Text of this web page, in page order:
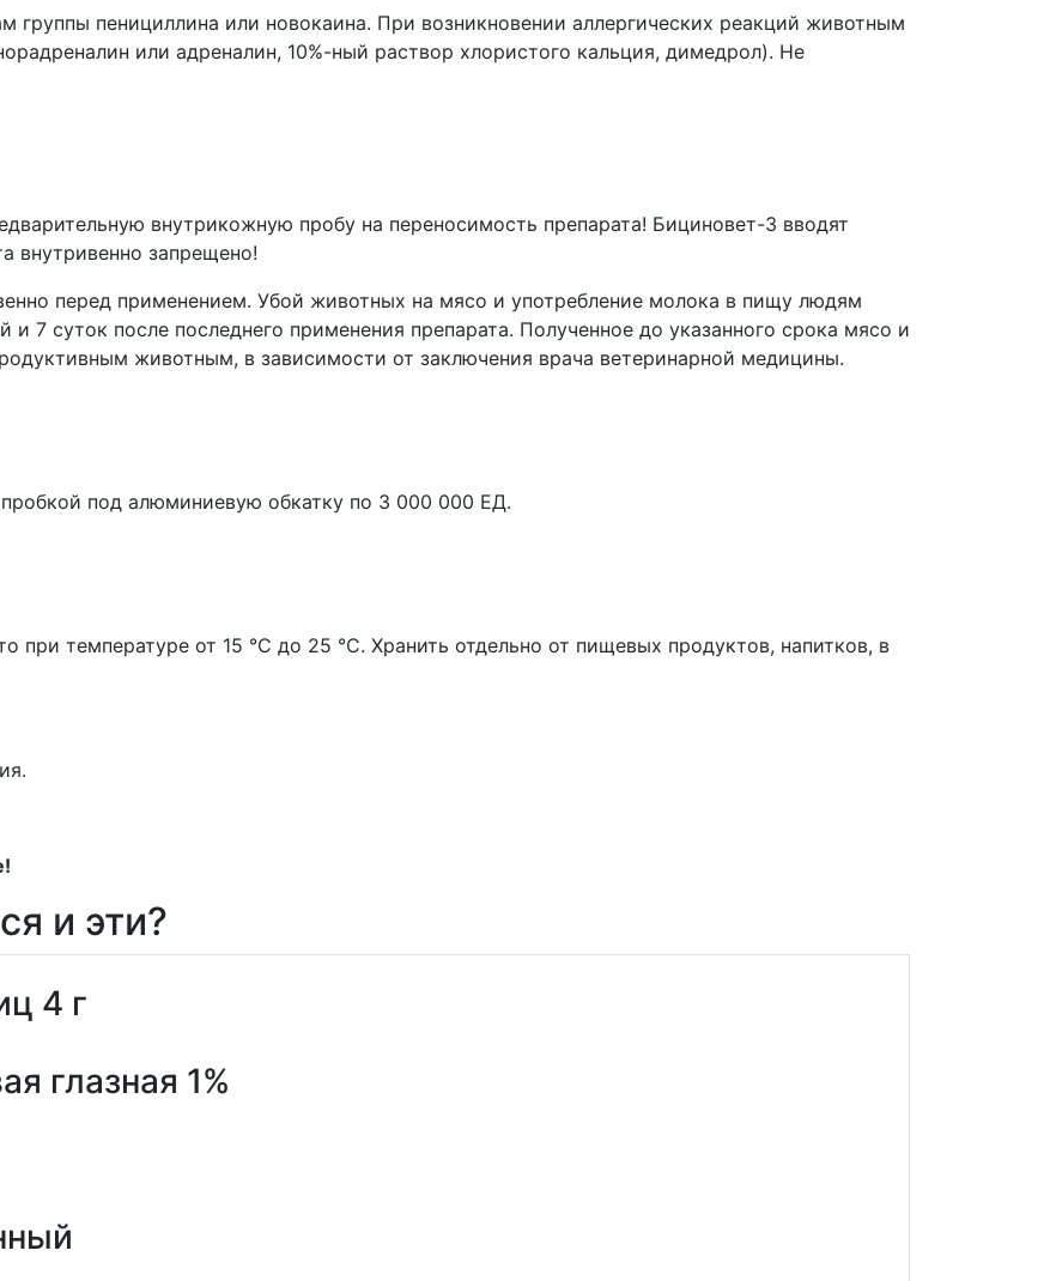
группы пенициллина или новокаина. При возникновении аллергических реакций животным
или адреналин, 10%-ный раствор хлористого кальция, димедрол). Не
внутрикожную пробу на переносимость препарата! Бициновет-3 вводят
внутривенно запрещено!
перед применением. Убой животных на мясо и употребление молока в пищу людям
и 7 суток после последнего применения препарата. Полученное до указанного срока мясо и
животным, в зависимости от заключения врача ветеринарной медицины.
под алюминиевую обкатку по 3 000 000 ЕД.
при температуре от 15 °С до 25 °С. Хранить отдельно от пищевых продуктов, напитков, в
и эти?
4 г
глазная 1%